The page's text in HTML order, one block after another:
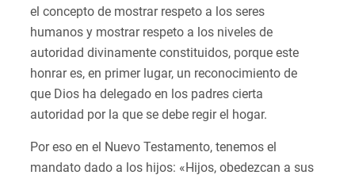
el concepto de mostrar respeto a los seres
humanos y mostrar respeto a los niveles de
autoridad divinamente constituidos, porque este
honrar es, en primer lugar, un reconocimiento de
que Dios ha delegado en los padres cierta
autoridad por la que se debe regir el hogar.
Por eso en el Nuevo Testamento, tenemos el
mandato dado a los hijos: «Hijos, obedezcan a sus